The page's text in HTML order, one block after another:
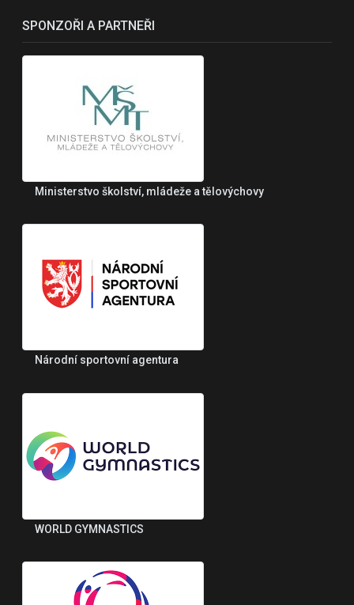
SPONZOŘI A PARTNEŘI
Ministerstvo školství, mládeže a tělovýchovy
Národní sportovní agentura
WORLD GYMNASTICS